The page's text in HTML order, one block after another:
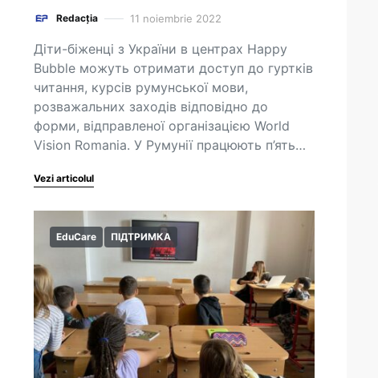
Redacția 11 noiembrie 2022
Діти-біженці з України в центрах Happy
Bubble можуть отримати доступ до гуртків
читання, курсів румунської мови,
розважальних заходів відповідно до
форми, відправленої організацією World
Vision Romania. У Румунії працюють п’ять…
Vezi articolul
EduCare ПІДТРИМКА